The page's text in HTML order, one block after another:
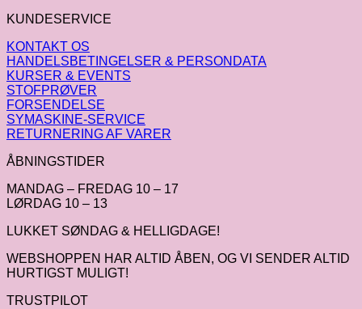
KUNDESERVICE
KONTAKT OS
HANDELSBETINGELSER & PERSONDATA
KURSER & EVENTS
STOFPRØVER
FORSENDELSE
SYMASKINE-SERVICE
RETURNERING AF VARER
ÅBNINGSTIDER
MANDAG – FREDAG 10 – 17
LØRDAG 10 – 13
LUKKET SØNDAG & HELLIGDAGE!
WEBSHOPPEN HAR ALTID ÅBEN, OG VI SENDER ALTID
HURTIGST MULIGT!
TRUSTPILOT